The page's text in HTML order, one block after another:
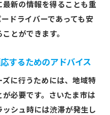
新の情報を得ることも重
ドライバーであっても安
とができます。
するためのアドバイス
に行うためには、地域特
必要です。さいたま市は
シュ時には渋滞が発生し